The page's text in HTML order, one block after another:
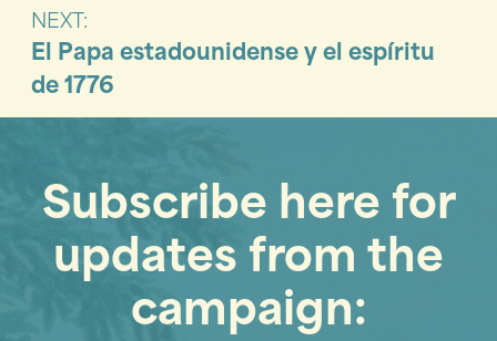
NEXT:
El Papa estadounidense y el espíritu
de 1776
Subscribe here for
updates from the
campaign: